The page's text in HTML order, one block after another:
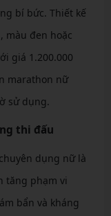
bí bức. Thiết kế
màu đen hoặc
giá 1.200.000
marathon nữ
sử dụng.
thi đấu
dụng nữ là
tăng phạm vi
bẩn và kháng